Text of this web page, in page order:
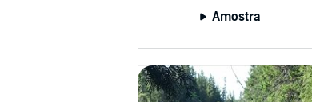
Amostra